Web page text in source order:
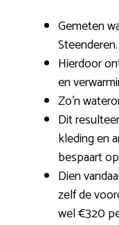
Gemeten
Steenderen.
Hierdoor
en
Zo’n
Dit
kleding en
bespaart
Dien
zelf de
wel €320